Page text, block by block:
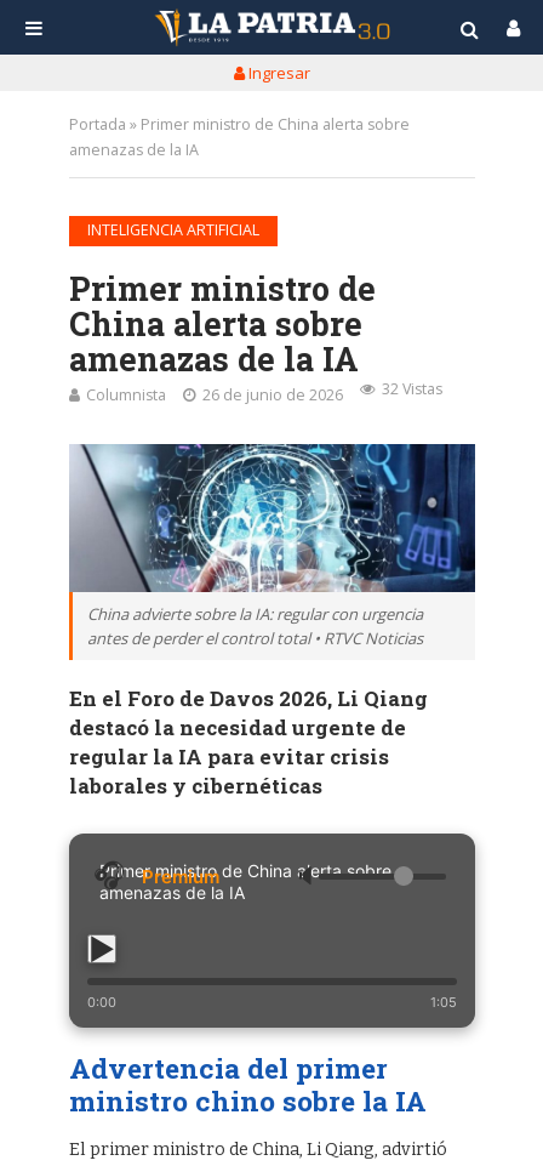
Ingresar
Portada » Primer ministro de China alerta sobre
amenazas de la IA
INTELIGENCIA ARTIFICIAL
Primer ministro de
China alerta sobre
amenazas de la IA
Columnista 26 de junio de 2026 32 Vistas
China advierte sobre la IA: regular con urgencia
antes de perder el control total • RTVC Noticias
En el Foro de Davos 2026, Li Qiang
destacó la necesidad urgente de
regular la IA para evitar crisis
laborales y cibernéticas
Primer ministro de China alerta sobre
amenazas de la IA
🔈
0:00 1:05
Advertencia del primer
ministro chino sobre la IA
El primer ministro de China, Li Qiang, advirtió